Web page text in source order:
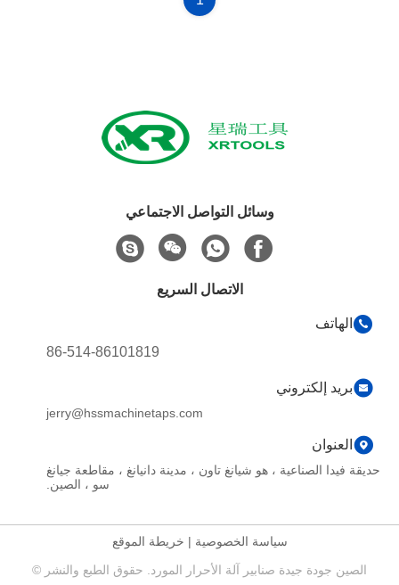
وسائل التواصل الاجتماعي
الاتصال السريع
الهاتف
86-514-86101819
بريد إلكتروني
jerry@hssmachinetaps.com
العنوان
حديقة فيدا الصناعية ، هو شيانغ تاون ، مدينة دانيانغ ، مقاطعة جيانغ
سو ، الصين.
سياسة الخصوصية | خريطة الموقع
الصين جودة جيدة صنابير آلة الأحرار المورد. حقوق الطبع والنشر ©